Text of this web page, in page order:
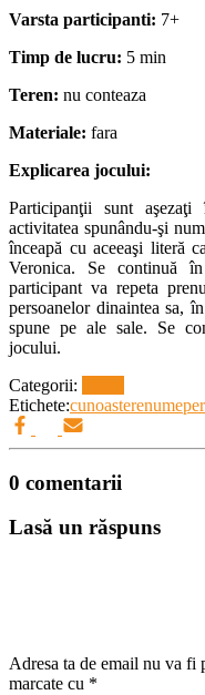
Varsta participanti: 7+
Timp de lucru: 5 min
Teren: nu conteaza
Materiale: fara
Explicarea jocului:
Participanţii sunt
activitatea spunându-şi
înceapă cu aceeaşi literă
Veronica. Se continuă
participant va repeta
persoanelor dinaintea sa,
spune pe ale sale. Se
jocului.
Categorii:
Etichete:cunoasterenume
0 comentarii
Lasă un răspuns
Adresa ta de email nu va fi
marcate cu *